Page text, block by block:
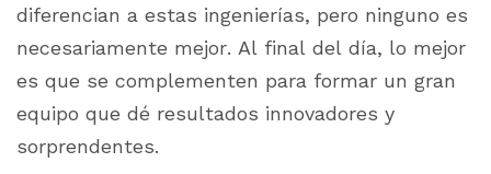
diferencian a estas ingenierías, pero ninguno es
necesariamente mejor. Al final del día, lo mejor
es que se complementen para formar un gran
equipo que dé resultados innovadores y
sorprendentes.